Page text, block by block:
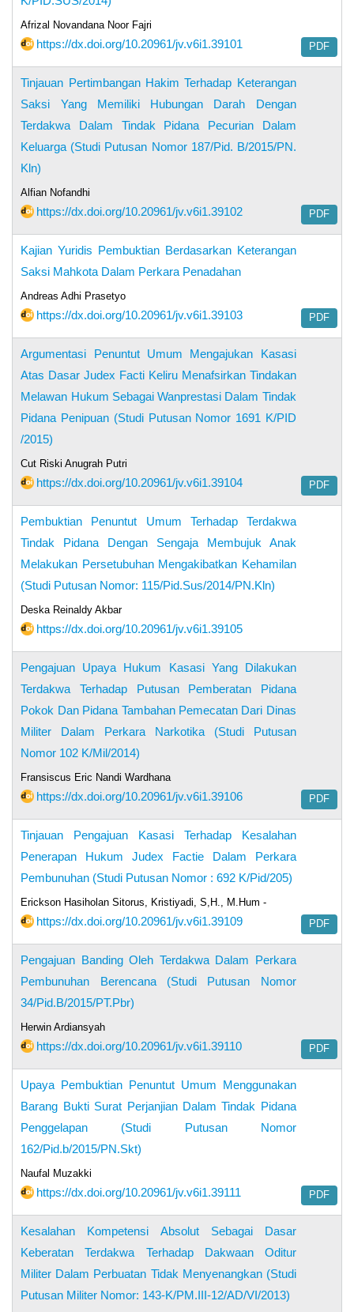
Afrizal Novandana Noor Fajri
https://dx.doi.org/10.20961/jv.v6i1.39101 PDF
Tinjauan Pertimbangan Hakim Terhadap Keterangan
Saksi Yang Memiliki Hubungan Darah Dengan
Terdakwa Dalam Tindak Pidana Pecurian Dalam
Keluarga (Studi Putusan Nomor 187/Pid. B/2015/PN.
Kln)
Alfian Nofandhi
https://dx.doi.org/10.20961/jv.v6i1.39102 PDF
Kajian Yuridis Pembuktian Berdasarkan Keterangan
Saksi Mahkota Dalam Perkara Penadahan
Andreas Adhi Prasetyo
https://dx.doi.org/10.20961/jv.v6i1.39103 PDF
Argumentasi Penuntut Umum Mengajukan Kasasi
Atas Dasar Judex Facti Keliru Menafsirkan Tindakan
Melawan Hukum Sebagai Wanprestasi Dalam Tindak
Pidana Penipuan (Studi Putusan Nomor 1691 K/PID
/2015)
Cut Riski Anugrah Putri
https://dx.doi.org/10.20961/jv.v6i1.39104 PDF
Pembuktian Penuntut Umum Terhadap Terdakwa
Tindak Pidana Dengan Sengaja Membujuk Anak
Melakukan Persetubuhan Mengakibatkan Kehamilan
(Studi Putusan Nomor: 115/Pid.Sus/2014/PN.Kln)
Deska Reinaldy Akbar
https://dx.doi.org/10.20961/jv.v6i1.39105
Pengajuan Upaya Hukum Kasasi Yang Dilakukan
Terdakwa Terhadap Putusan Pemberatan Pidana
Pokok Dan Pidana Tambahan Pemecatan Dari Dinas
Militer Dalam Perkara Narkotika (Studi Putusan
Nomor 102 K/Mil/2014)
Fransiscus Eric Nandi Wardhana
https://dx.doi.org/10.20961/jv.v6i1.39106 PDF
Tinjauan Pengajuan Kasasi Terhadap Kesalahan
Penerapan Hukum Judex Factie Dalam Perkara
Pembunuhan (Studi Putusan Nomor : 692 K/Pid/205)
Erickson Hasiholan Sitorus, Kristiyadi, S,H., M.Hum -
https://dx.doi.org/10.20961/jv.v6i1.39109 PDF
Pengajuan Banding Oleh Terdakwa Dalam Perkara
Pembunuhan Berencana (Studi Putusan Nomor
34/Pid.B/2015/PT.Pbr)
Herwin Ardiansyah
https://dx.doi.org/10.20961/jv.v6i1.39110 PDF
Upaya Pembuktian Penuntut Umum Menggunakan
Barang Bukti Surat Perjanjian Dalam Tindak Pidana
Penggelapan (Studi Putusan Nomor
162/Pid.b/2015/PN.Skt)
Naufal Muzakki
https://dx.doi.org/10.20961/jv.v6i1.39111 PDF
Kesalahan Kompetensi Absolut Sebagai Dasar
Keberatan Terdakwa Terhadap Dakwaan Oditur
Militer Dalam Perbuatan Tidak Menyenangkan (Studi
Putusan Militer Nomor: 143-K/PM.III-12/AD/VI/2013)